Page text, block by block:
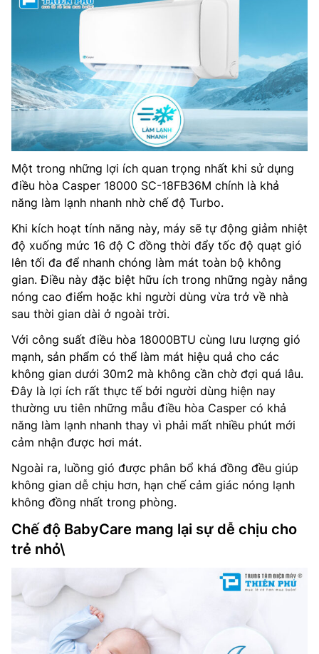
Một trong những lợi ích quan trọng nhất khi sử dụng
điều hòa Casper 18000 SC-18FB36M chính là khả
năng làm lạnh nhanh nhờ chế độ Turbo.
Khi kích hoạt tính năng này, máy sẽ tự động giảm nhiệt
độ xuống mức 16 độ C đồng thời đẩy tốc độ quạt gió
lên tối đa để nhanh chóng làm mát toàn bộ không
gian. Điều này đặc biệt hữu ích trong những ngày nắng
nóng cao điểm hoặc khi người dùng vừa trở về nhà
sau thời gian dài ở ngoài trời.
Với công suất điều hòa 18000BTU cùng lưu lượng gió
mạnh, sản phẩm có thể làm mát hiệu quả cho các
không gian dưới 30m2 mà không cần chờ đợi quá lâu.
Đây là lợi ích rất thực tế bởi người dùng hiện nay
thường ưu tiên những mẫu điều hòa Casper có khả
năng làm lạnh nhanh thay vì phải mất nhiều phút mới
cảm nhận được hơi mát.
Ngoài ra, luồng gió được phân bổ khá đồng đều giúp
không gian dễ chịu hơn, hạn chế cảm giác nóng lạnh
không đồng nhất trong phòng.
Chế độ BabyCare mang lại sự dễ chịu cho
trẻ nhỏ\